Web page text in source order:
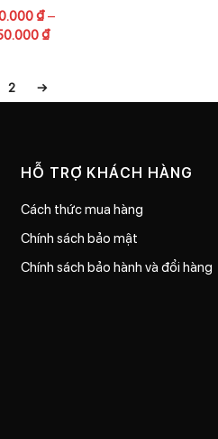
₫–
₫
2 →
HỖ TRỢ KHÁCH HÀNG
Cách thức mua hàng
Chính sách bảo mật
Chính sách bảo hành và đổi hàng